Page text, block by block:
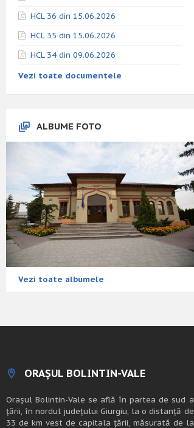
HCL 36 din 15.06.2026
HCL 35 din 15.06.2026
HCL 34 din 09.06.2026
Vezi toate documentele
ALBUME FOTO
Vezi toate albumele
ORAȘUL BOLINTIN-VALE
Oraşul Bolintin-Vale se află în partea de sud a
ţării, în nordul judeţului Giurgiu, la o distanţă de
33 de km vest de capitala țării, măsurată de la